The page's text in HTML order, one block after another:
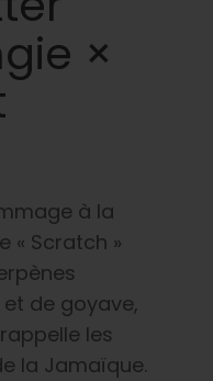
×
à la
« Scratch »
de goyave,
les
la Jamaïque.